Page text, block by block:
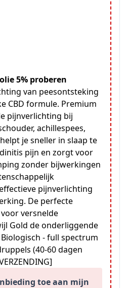
5% proberen
van peesontsteking
CBD formule. Premium
pijnverlichting bij
achillespees,
je sneller in slaap te
pijn en zorgt voor
zonder bijwerkingen
pijnverlichting
De perfecte
versnelde
Gold de onderliggende
- full spectrum
(40-60 dagen
toe aan mijn